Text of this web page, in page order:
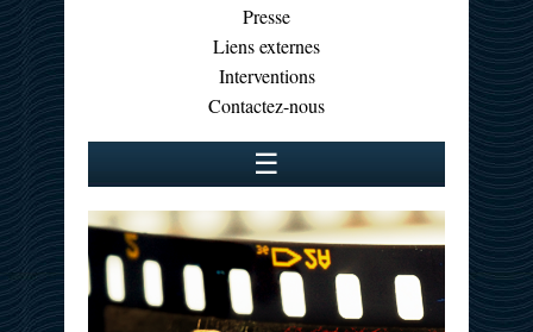
Presse
Liens externes
Interventions
Contactez-nous
☰